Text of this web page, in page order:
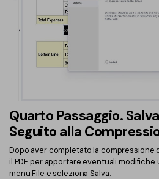
Quarto Passaggio.
Seguito alla
Dopo aver completato la compressione
il PDF per apportare eventuali modifiche
menu File e seleziona Salva.